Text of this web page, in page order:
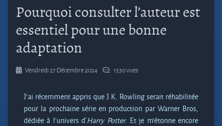
Pourquoi consulter l’auteur est
essentiel pour une bonne
adaptation
Vendredi 27 Décembre 2024 1530 vues
J’ai récemment appris que J.K. Rowling serait réhabilitée
pour la prochaine série en production par Warner Bros,
dédiée à l’univers d’Harry Potter. Et je m’étonne encore